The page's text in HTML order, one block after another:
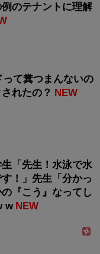
のテナントに理解
って糞つまんないの
れたの？ NEW
生「先生！水泳で水
！」先生「分かっ
『こう』なってし
w NEW